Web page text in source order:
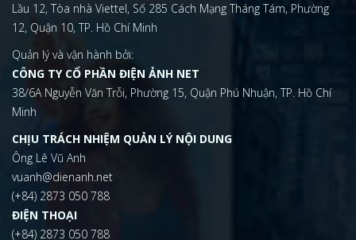
Lầu 12, Tòa nhà Viettel, Số 285 Cách Mạng Tháng Tám, Phường
12, Quận 10, TP. Hồ Chí Minh
Quản lý và vận hành bởi:
CÔNG TY CỔ PHẦN ĐIỆN ẢNH NET
38/6A Nguyễn Văn Trỗi, Phường 15, Quận Phú Nhuận, TP. Hồ Chí
Minh
CHỊU TRÁCH NHIỆM QUẢN LÝ NỘI DUNG
Ông Lê Vũ Anh
vuanh@dienanh.net
(+84) 2873 050 788
ĐIỆN THOẠI
(+84) 2873 050 788